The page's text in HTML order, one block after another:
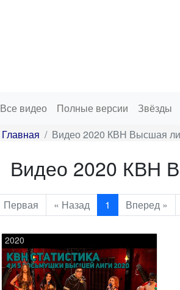
Все видео Полные версии Звёзды
Главная Видео 2020 КВН Высшая
Видео 2020 КВН
Первая « Назад 1 Вперед »
2020